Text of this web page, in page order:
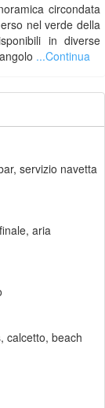
circondata
nel verde della
in diverse
...Continua
servizio navetta
aria
calcetto, beach